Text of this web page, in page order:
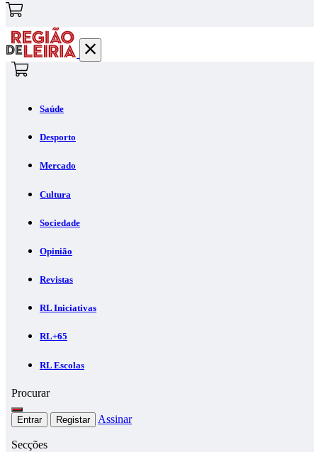
Saúde
Desporto
Mercado
Cultura
Sociedade
Opinião
Revistas
RL Iniciativas
RL+65
RL Escolas
Procurar
Entrar Registar Assinar
Secções